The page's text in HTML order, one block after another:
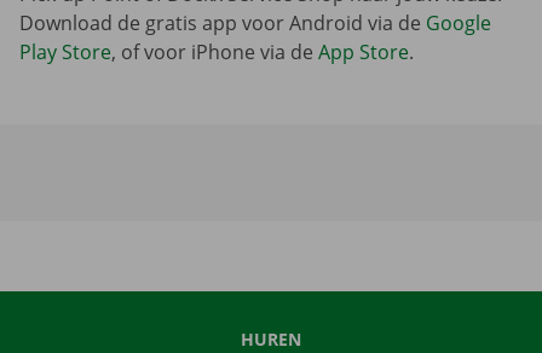
Download de gratis app voor Android via de Google
Play Store, of voor iPhone via de App Store.
HUREN